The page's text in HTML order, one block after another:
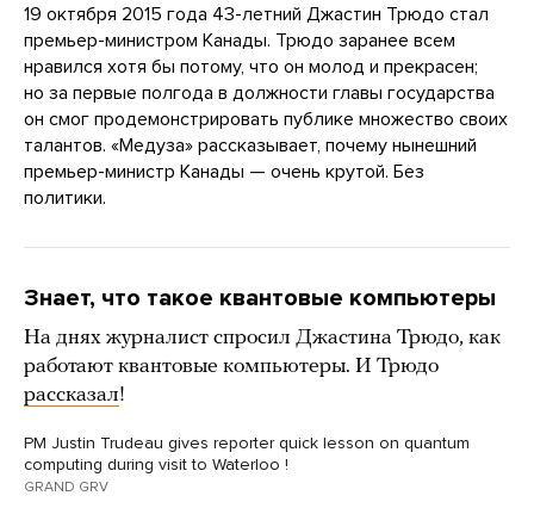
19 октября 2015 года 43-летний Джастин Трюдо стал
премьер-министром Канады. Трюдо заранее всем
нравился хотя бы потому, что он молод и прекрасен;
но за первые полгода в должности главы государства
он смог продемонстрировать публике множество своих
талантов. «Медуза» рассказывает, почему нынешний
премьер-министр Канады — очень крутой. Без
политики.
Знает, что такое квантовые компьютеры
На днях журналист спросил Джастина Трюдо, как
работают квантовые компьютеры. И Трюдо
рассказал!
PM Justin Trudeau gives reporter quick lesson on quantum
computing during visit to Waterloo !
GRAND GRV